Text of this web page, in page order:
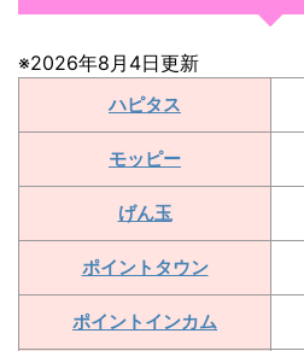
※2026年8月4日更新
ハピタス
モッピー
げん玉
ポイントタウン
ポイントインカム